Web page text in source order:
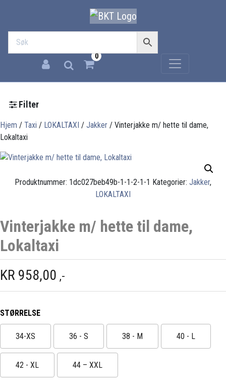
0
Filter
Hjem / Taxi / LOKALTAXI / Jakker / Vinterjakke m/ hette til dame,
Lokaltaxi
Produktnummer: 1dc027beb49b-1-1-2-1-1 Kategorier: Jakker,
LOKALTAXI
Vinterjakke m/ hette til dame,
Lokaltaxi
KR 958,00 ,-
STØRRELSE
34-XS 36 - S 38 - M 40 - L
42 - XL 44 – XXL